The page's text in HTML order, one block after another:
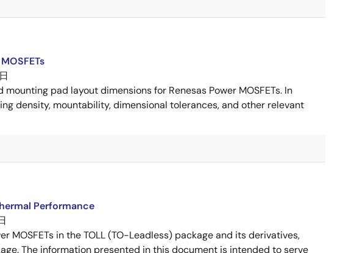
pad layout dimensions for Renesas Power MOSFETs. In
density, mountability, dimensional tolerances, and other relevant
Performance
in the TOLL (TO-Leadless) package and its derivatives,
The information presented in this document is intended to serve